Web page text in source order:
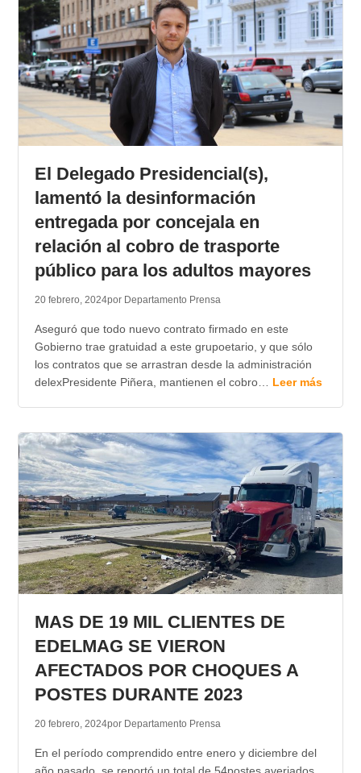
El Delegado Presidencial(s),
lamentó la desinformación
entregada por concejala en
relación al cobro de trasporte
público para los adultos mayores
20 febrero, 2024por Departamento Prensa
Aseguró que todo nuevo contrato firmado en este
Gobierno trae gratuidad a este grupoetario, y que sólo
los contratos que se arrastran desde la administración
delexPresidente Piñera, mantienen el cobro… Leer más
MAS DE 19 MIL CLIENTES DE
EDELMAG SE VIERON
AFECTADOS POR CHOQUES A
POSTES DURANTE 2023
20 febrero, 2024por Departamento Prensa
En el período comprendido entre enero y diciembre del